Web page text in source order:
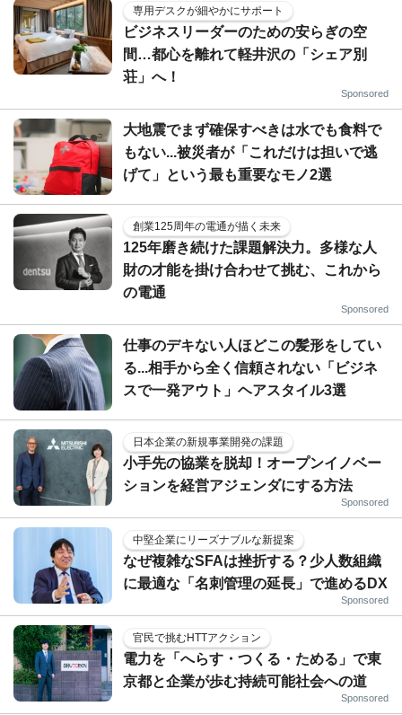
専用デスクが細やかにサポート
ビジネスリーダーのための安らぎの空
間…都心を離れて軽井沢の「シェア別
荘」へ！
Sponsored
大地震でまず確保すべきは水でも食料で
もない...被災者が「これだけは担いで逃
げて」という最も重要なモノ2選
創業125周年の電通が描く未来
125年磨き続けた課題解決力。多様な人
財の才能を掛け合わせて挑む、これから
の電通
Sponsored
仕事のデキない人ほどこの髪形をしてい
る...相手から全く信頼されない「ビジネ
スで一発アウト」ヘアスタイル3選
日本企業の新規事業開発の課題
小手先の協業を脱却！オープンイノベー
ションを経営アジェンダにする方法
Sponsored
中堅企業にリーズナブルな新提案
なぜ複雑なSFAは挫折する？少人数組織
に最適な「名刺管理の延長」で進めるDX
Sponsored
官民で挑むHTTアクション
電力を「へらす・つくる・ためる」で東
京都と企業が歩む持続可能社会への道
Sponsored